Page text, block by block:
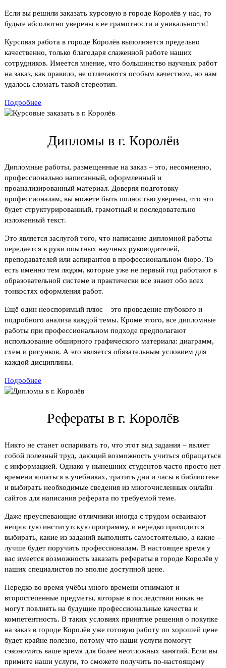
Если вы решили заказать курсовую в городе Королёв у нас, то
будьте абсолютно уверены в ее грамотности и уникальности!
Курсовая работа в городе Королёв выполняется предельно
качественно, только благодаря слаженной работе наших
сотрудников. Имеется мнение, что большинство научных работ
на заказ, как правило, не отличаются особым качеством, но нам
удалось сломать такой стереотип.
Подробнее
Дипломы в г. Королёв
Дипломные работы, размещенные на заказ – это, несомненно,
профессионально написанный, оформленный и
проанализированный материал. Доверяя подготовку
профессионалам, вы можете быть полностью уверены, что это
будет структурированный, грамотный и последовательно
изложенный текст.
Это является заслугой того, что написание дипломной работы
передается в руки опытных научных руководителей,
преподавателей или аспирантов в профессиональном бюро. То
есть именно тем людям, которые уже не первый год работают в
образовательной системе и практически все знают обо всех
тонкостях оформления работ.
Ещё один неоспоримый плюс – это проведение глубокого и
подробного анализа каждой темы. Кроме этого, все дипломные
работы при профессиональном подходе предполагают
использование обширного графического материала: диаграмм,
схем и рисунков. А это является обязательным условием для
каждой дисциплины.
Подробнее
Рефераты в г. Королёв
Никто не станет оспаривать то, что этот вид задания – являет
собой полезный труд, дающий возможность учиться обращаться
с информацией. Однако у нынешних студентов часто просто нет
времени копаться в учебниках, тратить дни и часы в библиотеке
и выбирать необходимые сведения из многочисленных онлайн
сайтов для написания реферата по требуемой теме.
Даже преуспевающие отличники иногда с трудом осваивают
непростую институтскую программу, и нередко приходится
выбирать, какие из заданий выполнять самостоятельно, а какие –
лучше будет поручить профессионалам. В настоящее время у
вас имеется возможность заказать рефераты в городе Королёв у
наших специалистов по вполне доступной цене.
Нередко во время учёбы много времени отнимают и
второстепенные предметы, которые в последствии никак не
могут повлиять на будущие профессиональные качества и
компетентность. В таких условиях принятие решения о покупке
на заказ в городе Королёв уже готовую работу по хорошей цене
будет крайне полезно, потому что наши услуги помогут
сэкономить ваше время для более неотложных занятий. Если вы
примите наши услуги, то сможете получить по-настоящему